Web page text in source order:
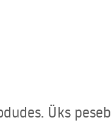
Üks peseb